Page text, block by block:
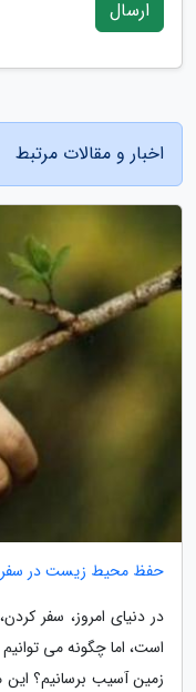
ارسال
اخبار و مقالات مرتبط
حفظ محیط زیست در سفر؛
در دنیای امروز، سفر
است، اما چگونه می
زمین آسیب برسانیم؟